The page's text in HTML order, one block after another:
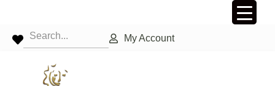
My Account